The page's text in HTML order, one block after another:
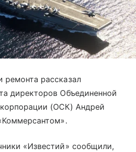
ремонта рассказал
директоров Объединенной
(ОСК) Андрей
«Известий» сообщили,